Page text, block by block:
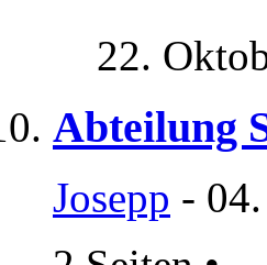
22.
Abteilung
Josepp -